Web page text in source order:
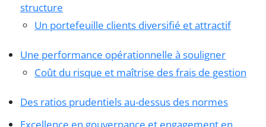
structure
Un portefeuille clients diversifié et attractif
Une performance opérationnelle à souligner
Coût du risque et maîtrise des frais de gestion
Des ratios prudentiels au-dessus des normes